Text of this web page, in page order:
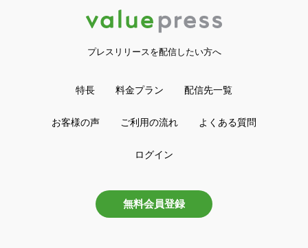
プレスリリースを配信したい方へ
特長 料金プラン 配信先一覧
お客様の声 ご利用の流れ よくある質問
ログイン
無料会員登録